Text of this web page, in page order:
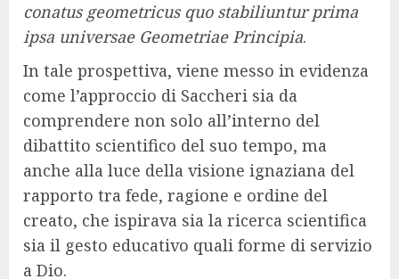
conatus geometricus quo stabiliuntur prima
ipsa universae Geometriae Principia.
In tale prospettiva, viene messo in evidenza
come l’approccio di Saccheri sia da
comprendere non solo all’interno del
dibattito scientifico del suo tempo, ma
anche alla luce della visione ignaziana del
rapporto tra fede, ragione e ordine del
creato, che ispirava sia la ricerca scientifica
sia il gesto educativo quali forme di servizio
a Dio.